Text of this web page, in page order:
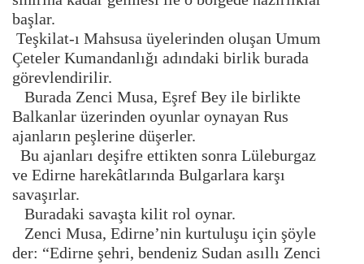
başlar.
Teşkilat-ı Mahsusa üyelerinden oluşan Umum
Çeteler Kumandanlığı adındaki birlik burada
görevlendirilir.
Burada Zenci Musa, Eşref Bey ile birlikte
Balkanlar üzerinden oyunlar oynayan Rus
ajanların peşlerine düşerler.
Bu ajanları deşifre ettikten sonra Lüleburgaz
ve Edirne harekâtlarında Bulgarlara karşı
savaşırlar.
Buradaki savaşta kilit rol oynar.
Zenci Musa, Edirne’nin kurtuluşu için şöyle
der: “Edirne şehri, bendeniz Sudan asıllı Zenci